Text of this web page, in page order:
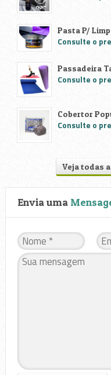
Pasta P/
Consulte o
Passadeira
Consulte o
Cobertor
Consulte o
Veja todas
Envia uma